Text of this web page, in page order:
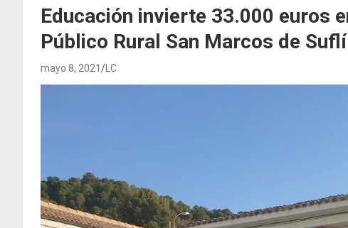
Educación invierte 33.000 euros
Público Rural San Marcos de Suflí
mayo 8, 2021 LC